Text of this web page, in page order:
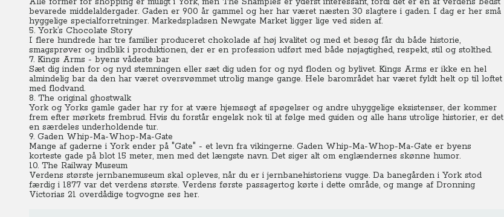
bevarede middelaldergader. Gaden er 900 år gammel og her har været næsten 30 slagtere i gaden. I dag er her små
hyggelige specialforretninger. Markedspladsen Newgate Market ligger lige ved siden af.
5. York’s Chocolate Story
I flere hundrede har tre familier produceret chokolade af høj kvalitet og med et besøg får du både historie,
smagsprøver og indblik i produktionen, der er en profession udført med både nøjagtighed, respekt, stil og stolthed.
7. Kings Arms - byens vådeste bar
Sæt dig inden for og nyd stemningen eller sæt dig uden for og nyd floden og bylivet. Kings Arms er ikke en hel
almindelig bar da den har været oversvømmet utrolig mange gange. Hele barområdet har været fyldt helt op til loftet
med flodvand.
8. The original ghostwalk
York og Yorks gamle gader har ry for at være hjemsøgt af spøgelser og andre uhyggelige eksistenser, der kommer
frem efter mørkets frembrud. Hvis du forstår engelsk nok til at følge med guiden og alle hans utrolige historier, er det
en særdeles underholdende tur.
9. Gaden Whip-Ma-Whop-Ma-Gate
Mange af gaderne i York ender på "Gate" - et levn fra vikingerne. Gaden Whip-Ma-Whop-Ma-Gate er byens
korteste gade på blot 15 meter, men med det længste navn. Det siger alt om englændernes skønne humor.
10. The Railway Museum
Verdens største jernbanemuseum skal opleves, når du er i jernbanehistoriens vugge. Da banegården i York stod
færdig i 1877 var det verdens største. Verdens første passagertog kørte i dette område, og mange af Dronning
Victorias 21 overdådige togvogne ses her.